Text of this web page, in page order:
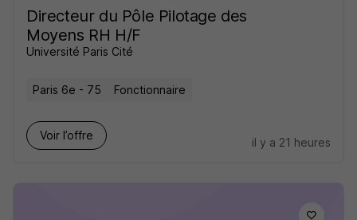
Directeur du Pôle Pilotage des
Moyens RH H/F
Université Paris Cité
Paris 6e - 75 Fonctionnaire
Voir l’offre
il y a 21 heures